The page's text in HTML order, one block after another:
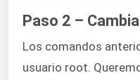
Paso 2 –
Los comandos
usuario root.